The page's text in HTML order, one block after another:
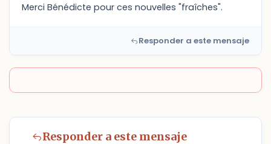
Merci Bénédicte pour ces nouvelles "fraîches".
Responder a este mensaje
Responder a este mensaje